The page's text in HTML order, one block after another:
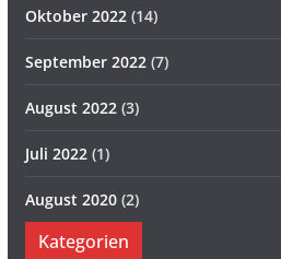
Oktober 2022(14)
September 2022(7)
August 2022(3)
Juli 2022(1)
August 2020(2)
Kategorien